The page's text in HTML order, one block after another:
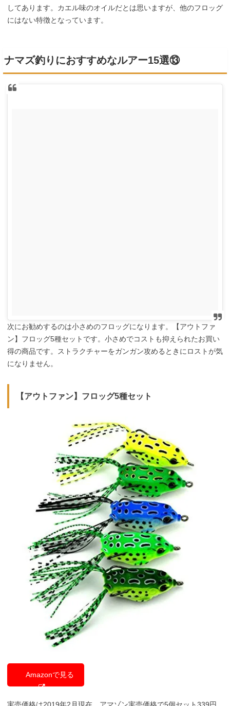
してあります。カエル味のオイルだとは思いますが、他のフロッグ
にはない特徴となっています。
ナマズ釣りにおすすめなルアー15選⑬
次にお勧めするのは小さめのフロッグになります。【アウトファ
ン】フロッグ5種セットです。小さめでコストも抑えられたお買い
得の商品です。ストラクチャーをガンガン攻めるときにロストが気
になりません。
【アウトファン】フロッグ5種セット
Amazonで見る
実売価格は2019年2月現在、アマゾン実売価格で5個セット339円